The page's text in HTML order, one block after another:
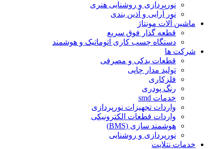
نورپردازی و روشنایی هنری
نور آرایی و آذین بندی
آلات مونتاژ
قطعه گذار فوق سریع
دستگاه چسب کاری اتوماتیک و هوشمند
ها
قطعات یدکی و مصرفی
تولید مدار چاپی
فلزکاری
رنگ پودری
خدمات smd
واردات تجهیزات نورپردازی
واردات قطعات الکترونیکی
هوشمند سازی (BMS)
نورپردازی و روشنایی
نتلایت